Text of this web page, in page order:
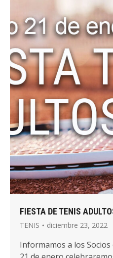
FIESTA DE TENIS
TENIS diciembre 23, 2022
Informamos a los